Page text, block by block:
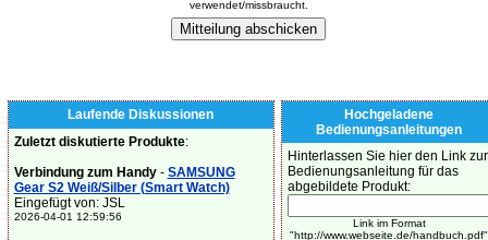
verwendet/missbraucht.
Laufende Diskussionen
Zuletzt diskutierte Produkte:
Verbindung zum Handy- SAMSUNG
Gear S2 Weiß/Silber (Smart Watch)
Eingefügt von: JSL
2026-04-01 12:59:56
Hochgeladene
Bedienungsanleitungen
Hinterlassen Sie hier den Link zur
Bedienungsanleitung für das
abgebildete Produkt:
Link im Format
"http://www.webseite.de/handbuch.pdf"